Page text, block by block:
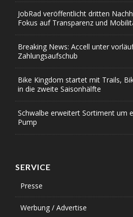
JobRad veröffentlicht dritten
Fokus auf Transparenz und
Breaking News: Accell unter
Zahlungsaufschub
Bike Kingdom startet mit Trails,
in die zweite Saisonhälfte
Schwalbe erweitert Sortiment um
Pump
SERVICE
Presse
Werbung / Advertise